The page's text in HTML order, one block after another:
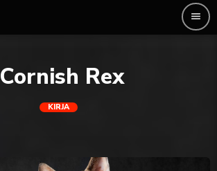
menu
Cornish Rex
KIRJA